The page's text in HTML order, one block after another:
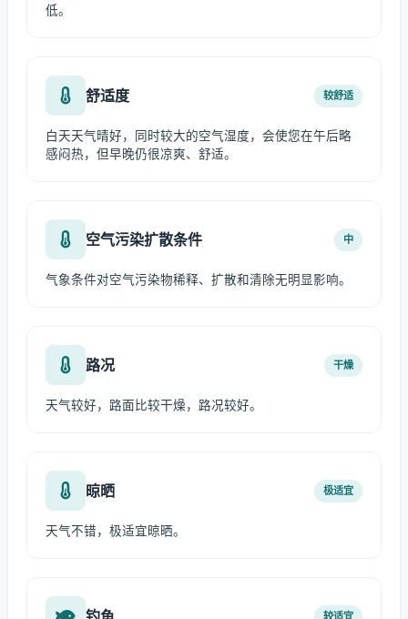
低。
舒适度 较舒适
白天天气晴好，同时较大的空气湿度，会使您在午后略
感闷热，但早晚仍很凉爽、舒适。
空气污染扩散条件 中
气象条件对空气污染物稀释、扩散和清除无明显影响。
路况 干燥
天气较好，路面比较干燥，路况较好。
晾晒 极适宜
天气不错，极适宜晾晒。
较适宜